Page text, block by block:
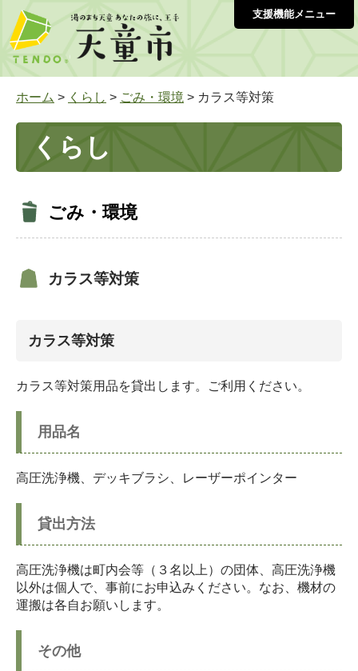
支援機能メニュー
ホーム > くらし > ごみ・環境 > カラス等対策
くらし
ごみ・環境
カラス等対策
カラス等対策
カラス等対策用品を貸出します。ご利用ください。
用品名
高圧洗浄機、デッキブラシ、レーザーポインター
貸出方法
高圧洗浄機は町内会等（３名以上）の団体、高圧洗浄機
以外は個人で、事前にお申込みください。なお、機材の
運搬は各自お願いします。
その他